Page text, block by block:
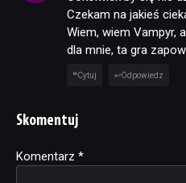
Czekam na jakieś
Wiem, wiem Vampyr,
dla mnie, ta gra
Cytuj Odpowiedz
Skomentuj
Komentarz *
Alternative: